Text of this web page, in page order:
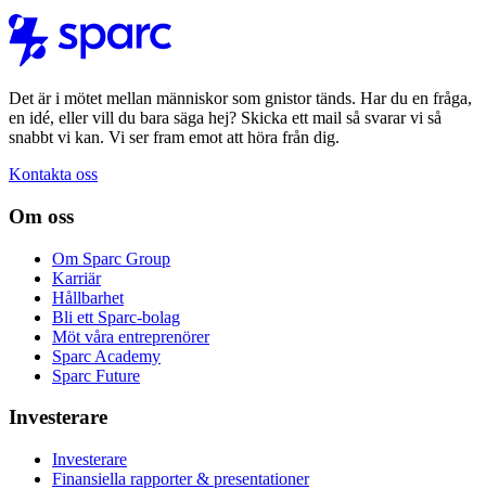
Det är i mötet mellan människor som gnistor tänds. Har du en fråga,
en idé, eller vill du bara säga hej? Skicka ett mail så svarar vi så
snabbt vi kan. Vi ser fram emot att höra från dig.
Kontakta oss
Om oss
Om Sparc Group
Karriär
Hållbarhet
Bli ett Sparc-bolag
Möt våra entreprenörer
Sparc Academy
Sparc Future
Investerare
Investerare
Finansiella rapporter & presentationer